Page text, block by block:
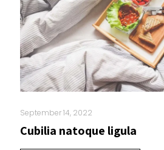
September 14, 2022
Cubilia natoque ligula